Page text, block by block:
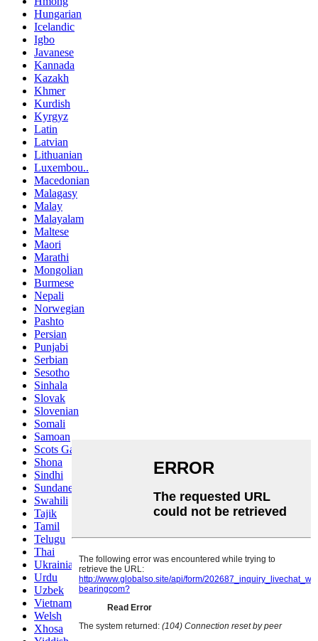
Hungarian
Icelandic
Igbo
Javanese
Kannada
Kazakh
Khmer
Kurdish
Kyrgyz
Latin
Latvian
Lithuanian
Luxembou..
Macedonian
Malagasy
Malay
Malayalam
Maltese
Maori
Marathi
Mongolian
Burmese
Nepali
Norwegian
Pashto
Persian
Punjabi
Serbian
Sesotho
Sinhala
Slovak
Slovenian
Somali
Samoan
Scots Gaelic
Shona
Sindhi
Sundanese
Swahili
Tajik
Tamil
Telugu
Thai
Ukrainian
Urdu
Uzbek
Vietnamese
Welsh
Xhosa